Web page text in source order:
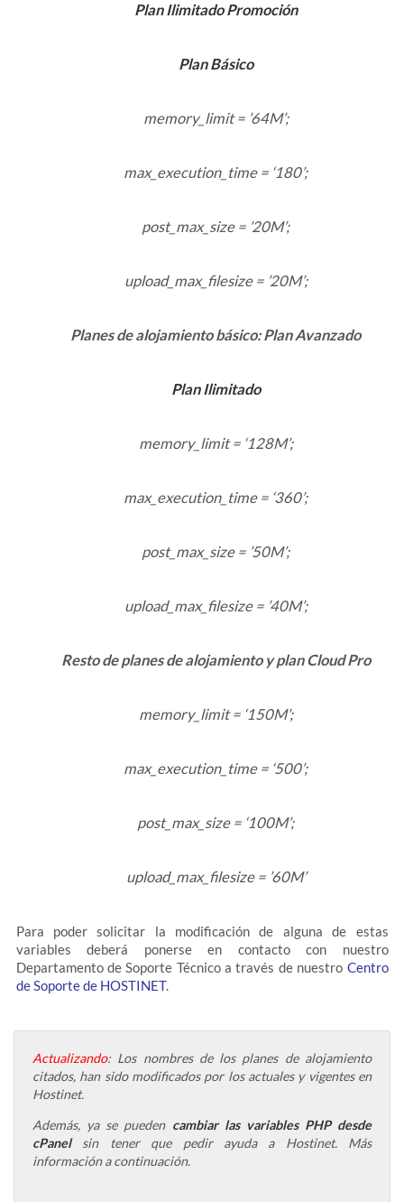
Plan Ilimitado Promoción
Plan Básico
memory_limit = ’64M’;
max_execution_time = ‘180’;
post_max_size = ’20M’;
upload_max_filesize = ’20M’;
Planes de alojamiento básico: Plan Avanzado
Plan Ilimitado
memory_limit = ‘128M’;
max_execution_time = ‘360’;
post_max_size = ’50M’;
upload_max_filesize = ’40M’;
Resto de planes de alojamiento y plan Cloud Pro
memory_limit = ‘150M’;
max_execution_time = ‘500’;
post_max_size = ‘100M’;
upload_max_filesize = ’60M’
Para poder solicitar la modificación de alguna de estas
variables deberá ponerse en contacto con nuestro
Departamento de Soporte Técnico a través de nuestro Centro
de Soporte de HOSTINET.
Actualizando: Los nombres de los planes de alojamiento
citados, han sido modificados por los actuales y vigentes en
Hostinet.
Además, ya se puedencambiar las variables PHP desde
cPanelsin tener que pedir ayuda a Hostinet. Más
información a continuación.